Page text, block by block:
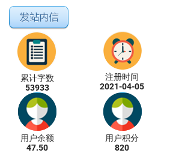
累计字数
53933
注册时间
2021-04-05
用户余额
47.50
用户积分
820